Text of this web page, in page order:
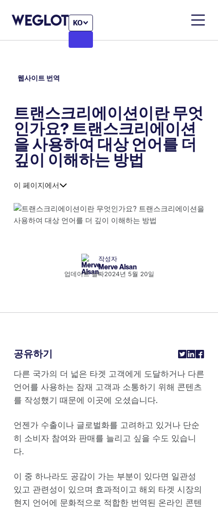
KO
웹사이트 번역
트랜스크리에이션이란 무엇
인가요? 트랜스크리에이션
을 사용하여 대상 언어를 더
깊이 이해하는 방법
이 페이지에서
작성자
Merve Alsan
업데이트 날짜2024년 5월 20일
다른 국가의 더 넓은 타겟 고객에게 도달하거나 다른
언어를 사용하는 잠재 고객과 소통하기 위해 콘텐츠
를 작성했기 때문에 이곳에 오셨습니다.
언젠가 수출이나 글로벌화를 고려하고 있거나 단순
히 소비자 참여와 판매를 늘리고 싶을 수도 있습니
다.
이 중 하나라도 공감이 가는 부분이 있다면 일관성
있고 관련성이 있으며 효과적이고 해외 타겟 시장의
현지 언어에 문화적으로 적합한 번역된 온라인 콘텐
공유하기